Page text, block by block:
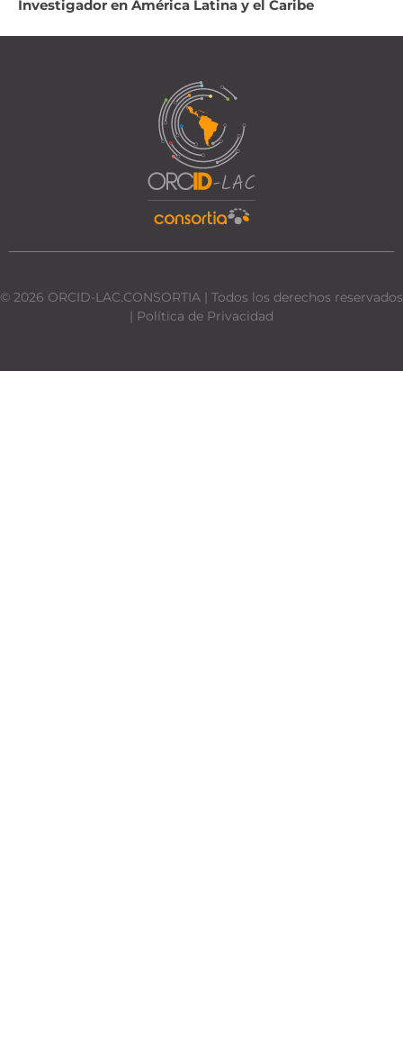
Investigador en América Latina y el Caribe
© 2026 ORCID-LAC.CONSORTIA | Todos los derechos reservados
| Política de Privacidad